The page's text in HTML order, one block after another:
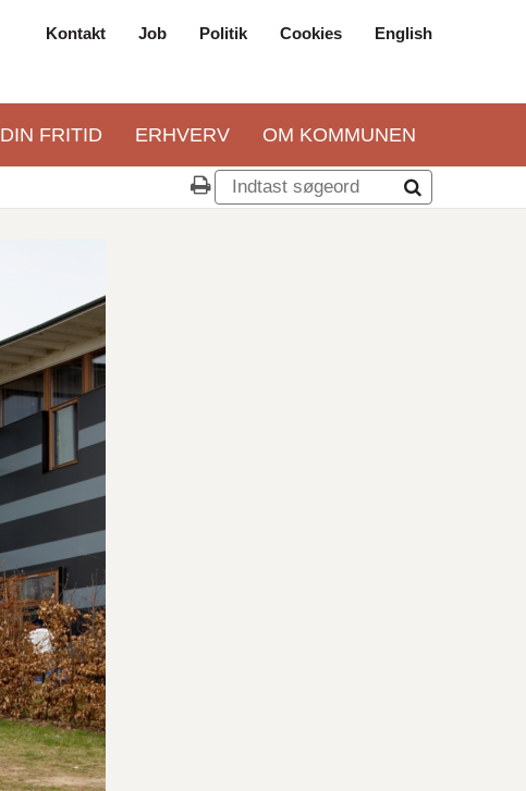
navigation
Kontakt Job Politik Cookies English
DIN FRITID ERHVERV OM KOMMUNEN